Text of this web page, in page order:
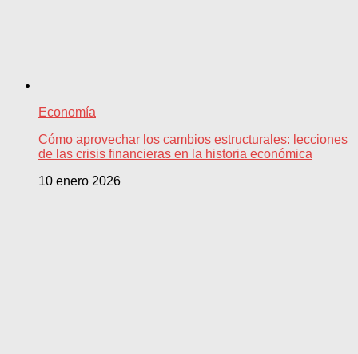
Economía
Cómo aprovechar los cambios estructurales: lecciones
de las crisis financieras en la historia económica
10 enero 2026